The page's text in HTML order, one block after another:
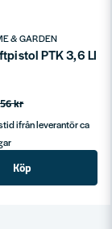
& GARDEN
PTK 3,6 LI
kr
ifrån leverantör ca
Köp